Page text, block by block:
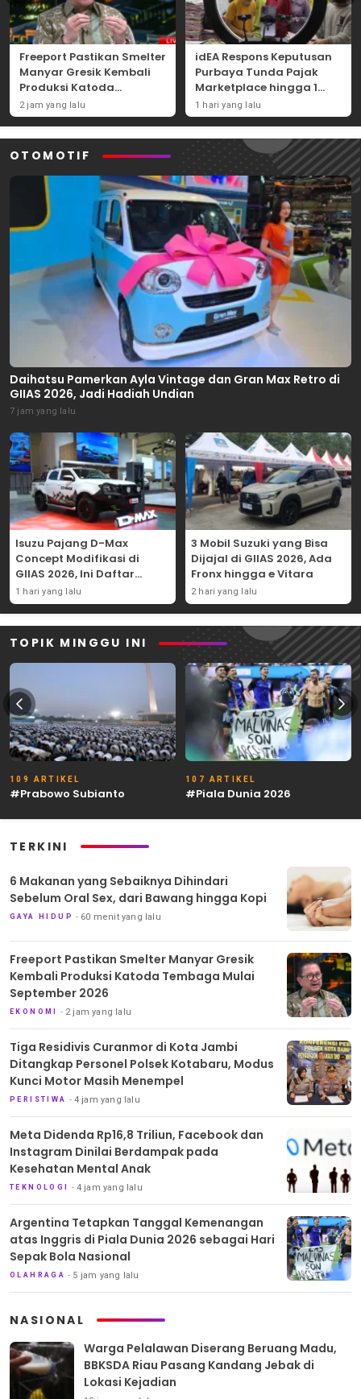
Freeport Pastikan Smelter
Manyar Gresik Kembali
Produksi Katoda
Tembaga Mulai
September 2026
2 jam yang lalu
idEA Respons Keputusan
Purbaya Tunda Pajak
Marketplace hingga 1
November 2026
1 hari yang lalu
OTOMOTIF
Daihatsu Pamerkan Ayla Vintage dan Gran Max Retro di
GIIAS 2026, Jadi Hadiah Undian
7 jam yang lalu
Isuzu Pajang D-Max
Concept Modifikasi di
GIIAS 2026, Ini Daftar
Ubahannya
1 hari yang lalu
3 Mobil Suzuki yang Bisa
Dijajal di GIIAS 2026, Ada
Fronx hingga e Vitara
2 hari yang lalu
TOPIK MINGGU INI
109 ARTIKEL
#Prabowo Subianto
107 ARTIKEL
#Piala Dunia 2026
TERKINI
6 Makanan yang Sebaiknya Dihindari
Sebelum Oral Sex, dari Bawang hingga Kopi
GAYA HIDUP 60 menit yang lalu
Freeport Pastikan Smelter Manyar Gresik
Kembali Produksi Katoda Tembaga Mulai
September 2026
EKONOMI 2 jam yang lalu
Tiga Residivis Curanmor di Kota Jambi
Ditangkap Personel Polsek Kotabaru, Modus
Kunci Motor Masih Menempel
PERISTIWA 4 jam yang lalu
Meta Didenda Rp16,8 Triliun, Facebook dan
Instagram Dinilai Berdampak pada
Kesehatan Mental Anak
TEKNOLOGI 4 jam yang lalu
Argentina Tetapkan Tanggal Kemenangan
atas Inggris di Piala Dunia 2026 sebagai Hari
Sepak Bola Nasional
OLAHRAGA 5 jam yang lalu
NASIONAL
Warga Pelalawan Diserang Beruang Madu,
BBKSDA Riau Pasang Kandang Jebak di
Lokasi Kejadian